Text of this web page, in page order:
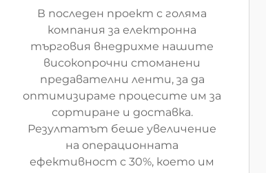
В последен проект с голяма
компания за електронна
търговия внедрихме нашите
високопрочни стоманени
предавателни ленти, за да
оптимизираме процесите им за
сортиране и доставка.
Резултатът беше увеличение
на операционната
ефективност с 30%, което им